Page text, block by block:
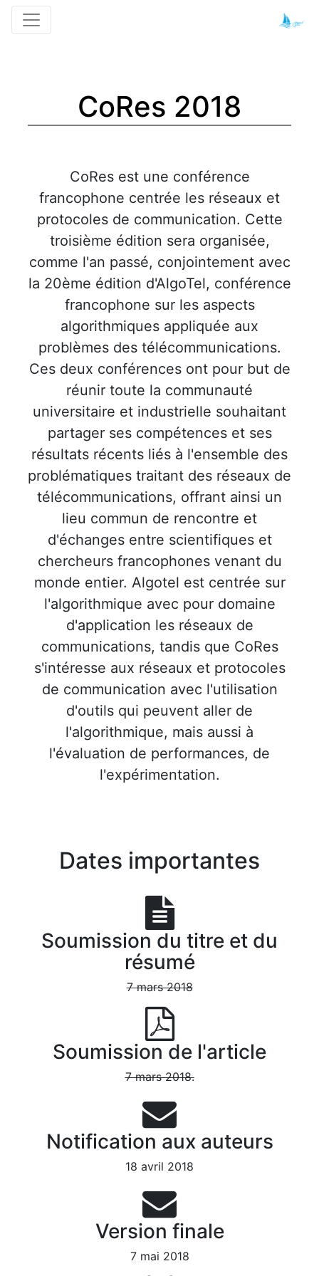
CoRes 2018
CoRes est une conférence
francophone centrée les réseaux et
protocoles de communication. Cette
troisième édition sera organisée,
comme l'an passé, conjointement avec
la 20ème édition d'AlgoTel, conférence
francophone sur les aspects
algorithmiques appliquée aux
problèmes des télécommunications.
Ces deux conférences ont pour but de
réunir toute la communauté
universitaire et industrielle souhaitant
partager ses compétences et ses
résultats récents liés à l'ensemble des
problématiques traitant des réseaux de
télécommunications, offrant ainsi un
lieu commun de rencontre et
d'échanges entre scientifiques et
chercheurs francophones venant du
monde entier. Algotel est centrée sur
l'algorithmique avec pour domaine
d'application les réseaux de
communications, tandis que CoRes
s'intéresse aux réseaux et protocoles
de communication avec l'utilisation
d'outils qui peuvent aller de
l'algorithmique, mais aussi à
l'évaluation de performances, de
l'expérimentation.
Dates importantes
Soumission du titre et du
résumé
7 mars 2018
Soumission de l'article
7 mars 2018.
Notification aux auteurs
18 avril 2018
Version finale
7 mai 2018